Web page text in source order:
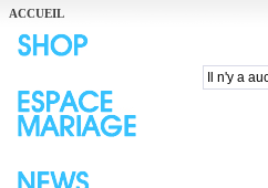
ACCUEIL
Il n'y a